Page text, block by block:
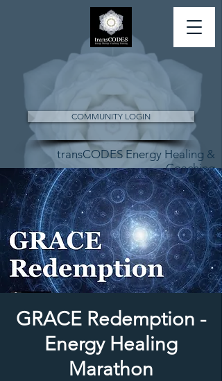
COMMUNITY LOGIN
transCODES Energy Healing &
Coaching
GRACE Redemption -
Energy Healing
Marathon